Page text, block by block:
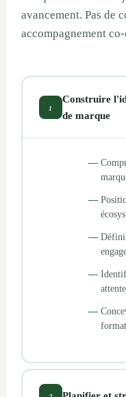
avancement. Pas de
accompagnement
1
Construire
de marque